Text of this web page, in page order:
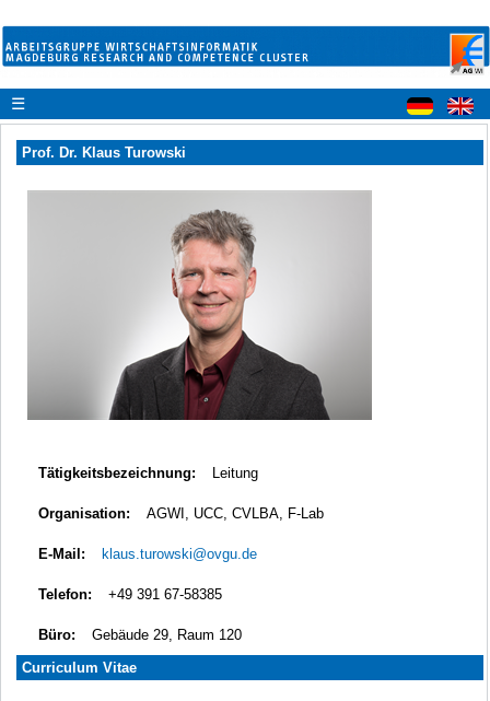
☰
Prof. Dr. Klaus Turowski
Tätigkeitsbezeichnung: Leitung
Organisation: AGWI, UCC, CVLBA, F-Lab
E-Mail: klaus.turowski@ovgu.de
Telefon: +49 391 67-58385
Büro:
Gebäude 29, Raum 120
Curriculum Vitae